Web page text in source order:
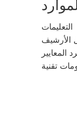
الموارد
التعليمات
الأرشيف
المعايير
تقنية